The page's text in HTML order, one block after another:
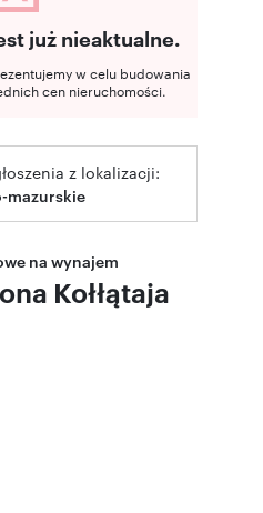
już nieaktualne.
w celu budowania
cen nieruchomości.
z lokalizacji:
mazurskie
na wynajem
Kołłątaja